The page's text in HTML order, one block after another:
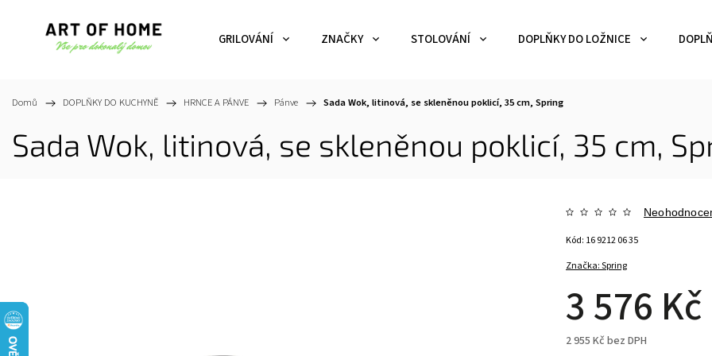
GRILOVÁNÍ ZNAČKY STOLOVÁNÍ DOPLŇKY DO LOŽNICE
Domů / DOPLŇKY DO KUCHYNĚ / HRNCE A PÁNVE / Pánve / Sada Wok, litinová, se skleněnou poklicí, 35 cm, Spring
Sada Wok, litinová, se skleněnou poklicí, 35 cm,
Značka:Spring
3 576 Kč
2 955 Kč bez DPH
Kód: 16 9212 06 35